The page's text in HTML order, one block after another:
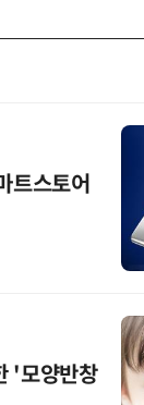
트스토어
'모양반창